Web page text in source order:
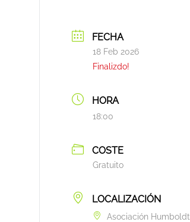
FECHA
18 Feb 2026
Finalizdo!
HORA
18:00
COSTE
Gratuito
LOCALIZACIÓN
Asociación Humboldt